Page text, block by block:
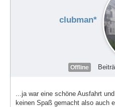
clubman*
Offline
...ja war eine schöne Ausfahrt
keinen Spaß gemacht also auch